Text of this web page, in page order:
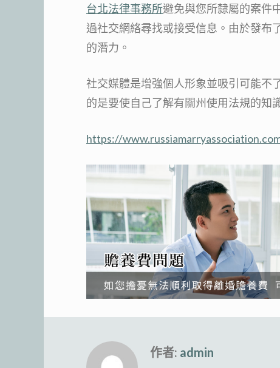
台北法律事務所避免與您所隸屬的案件
過社交網絡尋找或接受信息。由於發布
的潛力。
社交媒體是增強個人形象並吸引可能不
的是要使自己了解有關州使用法規的知
https://
作者: admin